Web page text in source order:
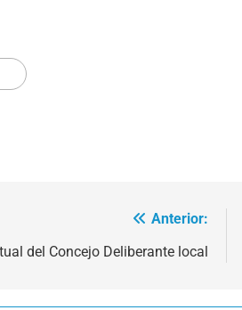
Anterior:
del Concejo Deliberante local